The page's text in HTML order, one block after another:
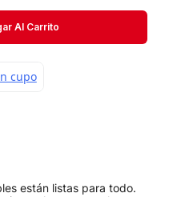
Al Carrito
están listas para todo.